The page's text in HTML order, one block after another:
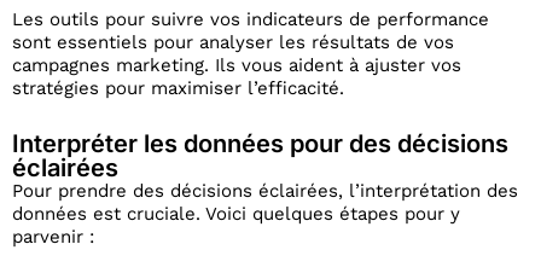
Les outils pour suivre vos indicateurs de performance
sont essentiels pour analyser les résultats de vos
campagnes marketing. Ils vous aident à ajuster vos
stratégies pour maximiser l’efficacité.
Interpréter les données pour des décisions
éclairées
Pour prendre des décisions éclairées, l’interprétation des
données est cruciale. Voici quelques étapes pour y
parvenir :